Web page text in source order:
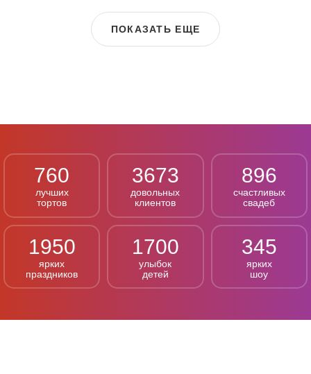
ПОКАЗАТЬ ЕЩЕ
760
лучших
тортов
3673
довольных
клиентов
896
счастливых
свадеб
1950
ярких
праздников
1700
улыбок
детей
345
ярких
шоу